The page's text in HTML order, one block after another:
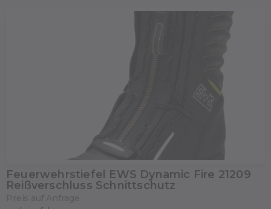
Feuerwehrstiefel EWS Dynamic Fire 21209
Reißverschluss Schnittschutz